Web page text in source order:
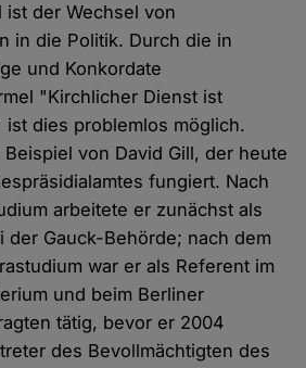
ist der Wechsel von
in die Politik. Durch die in
und Konkordate
"Kirchlicher Dienst ist
dies problemlos möglich.
von David Gill, der heute
fungiert. Nach
arbeitete er zunächst als
der Gauck-Behörde; nach dem
war er als Referent im
und beim Berliner
tätig, bevor er 2004
des Bevollmächtigten des